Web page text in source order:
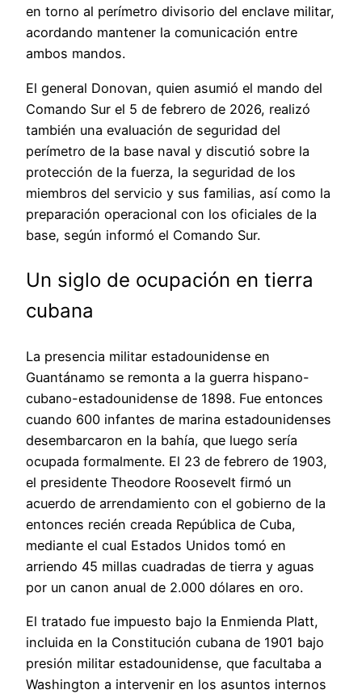
en torno al perímetro divisorio del enclave militar,
acordando mantener la comunicación entre
ambos mandos.
El general Donovan, quien asumió el mando del
Comando Sur el 5 de febrero de 2026, realizó
también una evaluación de seguridad del
perímetro de la base naval y discutió sobre la
protección de la fuerza, la seguridad de los
miembros del servicio y sus familias, así como la
preparación operacional con los oficiales de la
base, según informó el Comando Sur.
Un siglo de ocupación en tierra
cubana
La presencia militar estadounidense en
Guantánamo se remonta a la guerra hispano-
cubano-estadounidense de 1898. Fue entonces
cuando 600 infantes de marina estadounidenses
desembarcaron en la bahía, que luego sería
ocupada formalmente. El 23 de febrero de 1903,
el presidente Theodore Roosevelt firmó un
acuerdo de arrendamiento con el gobierno de la
entonces recién creada República de Cuba,
mediante el cual Estados Unidos tomó en
arriendo 45 millas cuadradas de tierra y aguas
por un canon anual de 2.000 dólares en oro.
El tratado fue impuesto bajo la Enmienda Platt,
incluida en la Constitución cubana de 1901 bajo
presión militar estadounidense, que facultaba a
Washington a intervenir en los asuntos internos